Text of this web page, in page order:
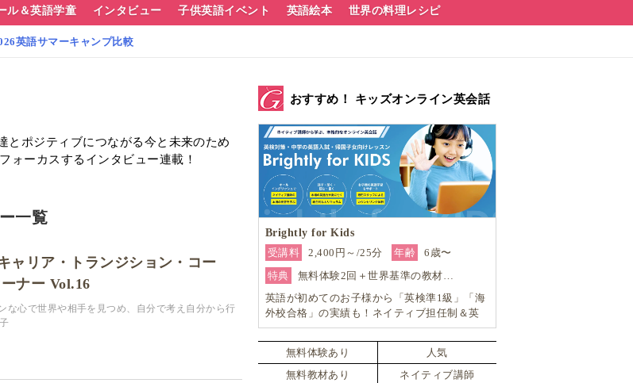
ル＆英語学童 インタビュー 子供英語イベント 英語絵本 世界の料理レシピ
英語サマーキャンプ比較
とポジティブにつながる今と未来のため
ォーカスするインタビュー連載！
一覧
ャリア・トランジション・コー
ナー Vol.16
な心で世界や相手を見つめ、自分で考え自分から行
おすすめ！ キッズオンライン英会話
Brightly for Kids
受講料
2,400円～/25分 年齢
6歳〜
特典
無料体験2回＋世界基準の教材…
英語が初めてのお子様から「英検準1級」「海
外校合格」の実績も！ネイティブ担任制＆英
検対策も強く帰国子女対応も可能―小学生か
らの4技能本格英会話『Brightly for Kids｜ブ
ライトリー』
無料体験あり
人気
無料教材あり
ネイティブ講師